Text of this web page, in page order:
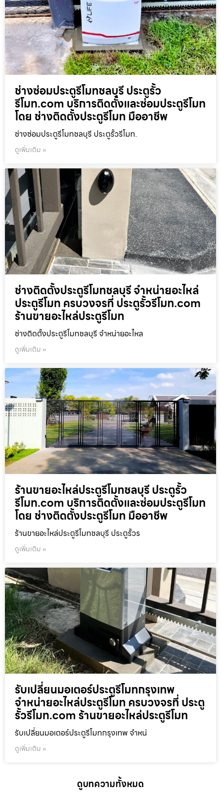
ช่างซ่อมประตูรีโมทชลบุรี ประตูรั้ว
รีโมท.com บริการติดตั้งและซ่อมประตูรีโมท
โดย ช่างติดตั้งประตูรีโมท มืออาชีพ
ช่างซ่อมประตูรีโมทชลบุรี ประตูรั้วรีโมท.
ดูเพิ่มเติม »
ช่างติดตั้งประตูรีโมทชลบุรี จำหน่ายอะไหล่
ประตูรีโมท ครบวงจรที่ ประตูรั้วรีโมท.com
ร้านขายอะไหล่ประตูรีโมท
ช่างติดตั้งประตูรีโมทชลบุรี จำหน่ายอะไหล
ดูเพิ่มเติม »
ร้านขายอะไหล่ประตูรีโมทชลบุรี ประตูรั้ว
รีโมท.com บริการติดตั้งและซ่อมประตูรีโมท
โดย ช่างติดตั้งประตูรีโมท มืออาชีพ
ร้านขายอะไหล่ประตูรีโมทชลบุรี ประตูรั้วร
ดูเพิ่มเติม »
รับเปลี่ยนมอเตอร์ประตูรีโมทกรุงเทพ
จำหน่ายอะไหล่ประตูรีโมท ครบวงจรที่ ประตู
รั้วรีโมท.com ร้านขายอะไหล่ประตูรีโมท
รับเปลี่ยนมอเตอร์ประตูรีโมทกรุงเทพ จำหน่
ดูเพิ่มเติม »
ดูบทความทั้งหมด